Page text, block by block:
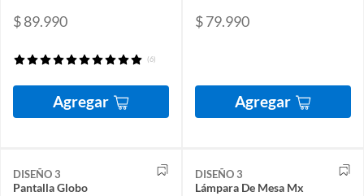
$ 89.990
(6)
Agregar
$ 79.990
Agregar
DISEÑO 3
Pantalla Globo
DISEÑO 3
Lámpara De Mesa Mx